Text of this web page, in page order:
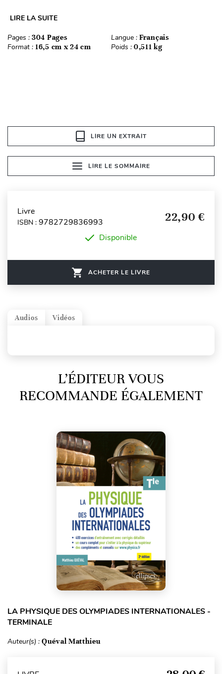
LIRE LA SUITE
Pages : 304 Pages Langue : Français
Format : 16,5 cm x 24 cm Poids : 0,511 kg
LIRE UN EXTRAIT
LIRE LE SOMMAIRE
Livre
ISBN : 9782729836993 22,90 €
Disponible
ACHETER LE LIVRE
Vidéos
Audios
L’ÉDITEUR VOUS
RECOMMANDE ÉGALEMENT
LA PHYSIQUE DES OLYMPIADES INTERNATIONALES -
TERMINALE
Auteur(s) : Quéval Matthieu